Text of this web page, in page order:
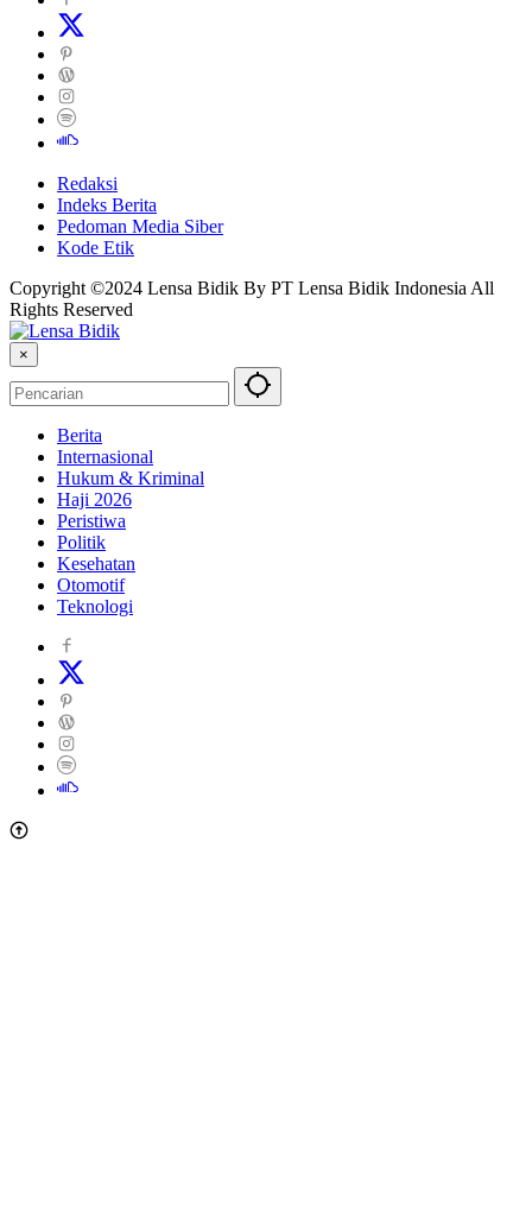
Redaksi
Indeks Berita
Pedoman Media Siber
Kode Etik
Copyright ©2024 Lensa Bidik By PT Lensa Bidik Indonesia All
Rights Reserved
×
Berita
Internasional
Hukum & Kriminal
Haji 2026
Peristiwa
Politik
Kesehatan
Otomotif
Teknologi